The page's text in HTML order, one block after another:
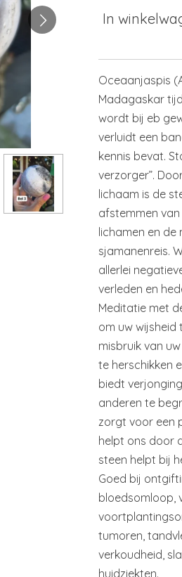
In
Oceaanjaspis
Madagaskar
wordt bij eb
verluidt een
kennis bevat.
verzorger”.
lichaam is de
afstemmen
lichamen en de
sjamanenreis.
allerlei
verleden en
Meditatie met
om uw wijsheid
misbruik van
te herschikken
biedt
anderen te
zorgt voor een
helpt ons door
steen helpt bij
Goed bij
bloedsomloop,
tumoren,
verkoudheid,
huidziekten.